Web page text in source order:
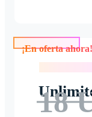
18